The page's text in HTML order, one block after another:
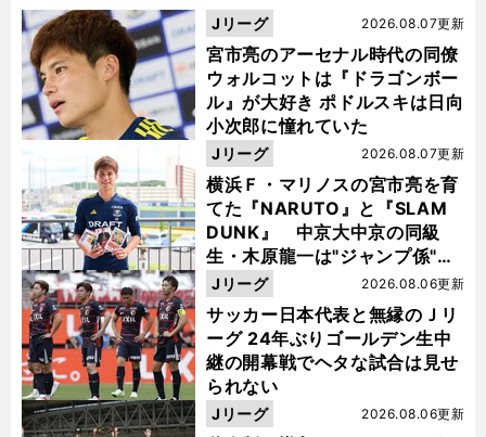
宮市亮のアーセナル時代の同僚
ウォルコットは『ドラゴンボー
ル』が大好き ポドルスキは日向
小次郎に憧れていた
2026.08.07更新
Jリーグ
横浜Ｆ・マリノスの宮市亮を育
てた『NARUTO』と『SLAM
DUNK』 中京大中京の同級
生・木原龍一は"ジャンプ係"だ
った
2026.08.07更新
Jリーグ
サッカー日本代表と無縁のＪリ
ーグ 24年ぶりゴールデン生中
継の開幕戦でヘタな試合は見せ
られない
2026.08.06更新
Jリーグ
2026.08.06更新
Jリーグ